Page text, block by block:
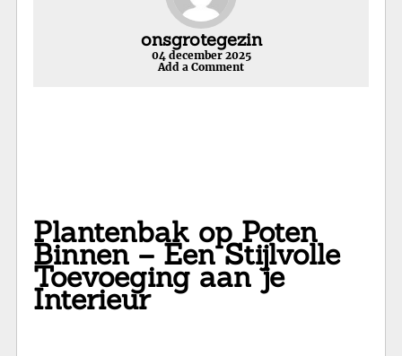
onsgrotegezin
04 december 2025
Add a Comment
Plantenbak op Poten
Binnen – Een Stijlvolle
Toevoeging aan je
Interieur